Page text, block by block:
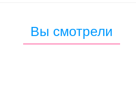
Вы смотрели